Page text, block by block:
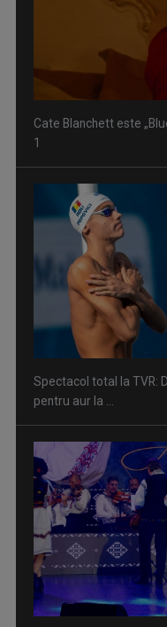
Cate Blanchett este
1
Spectacol total la TVR:
pentru aur la ...